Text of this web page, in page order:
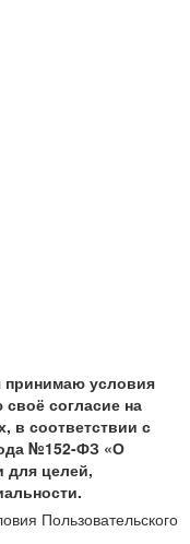
принимаю условия
согласие на
в соответствии с
№152-ФЗ «О
для целей,
Пользовательского